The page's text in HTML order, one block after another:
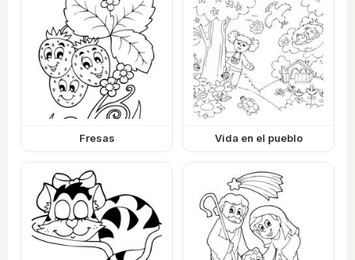
Fresas Vida en el pueblo